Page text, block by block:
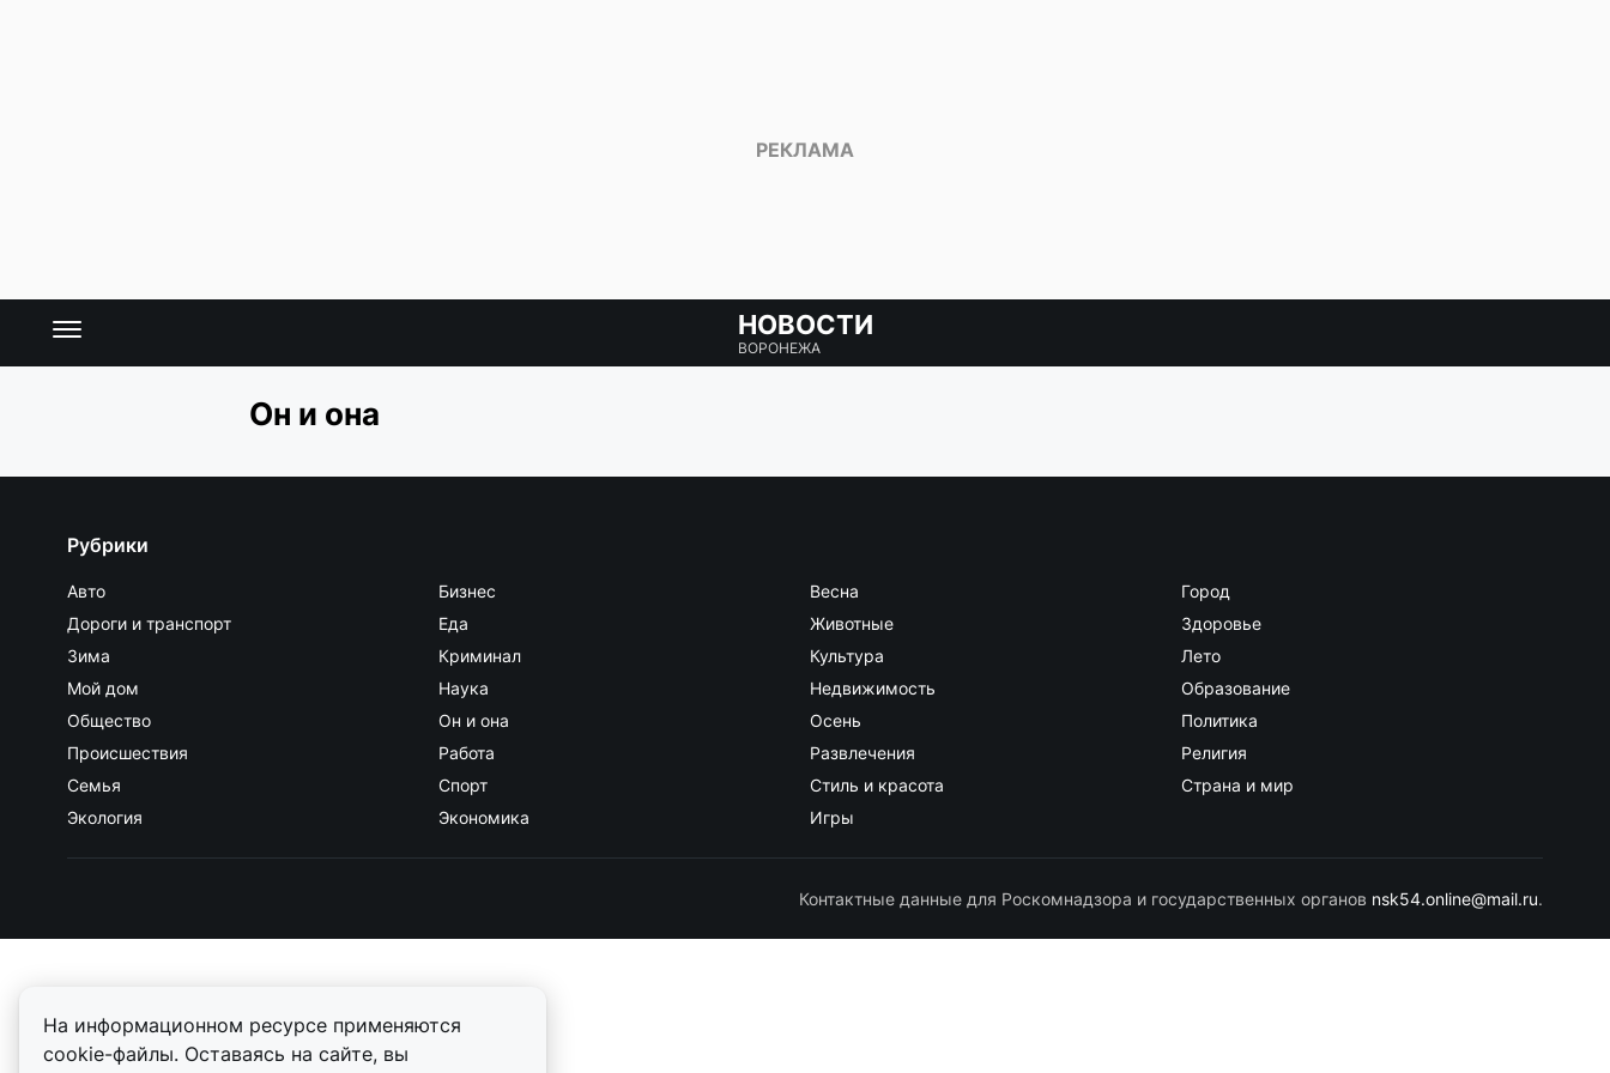
На информационном ресурсе применяются
cookie-файлы. Оставаясь на сайте, вы
НОВОСТИ
ВОРОНЕЖА
Он и она
Рубрики
Авто Бизнес Весна
Город
Дороги и транспорт
Еда Животные
Здоровье
Зима
Криминал Культура
Лето
Мой дом
Наука Недвижимость
Образование
Общество
Он и она Осень
Политика
Происшествия
Работа Развлечения
Религия
Семья
Спорт Стиль и красота
Страна и мир
Экология
Экономика Игры
Контактные данные для Роскомнадзора и государственных органов nsk54.online@mail.ru.